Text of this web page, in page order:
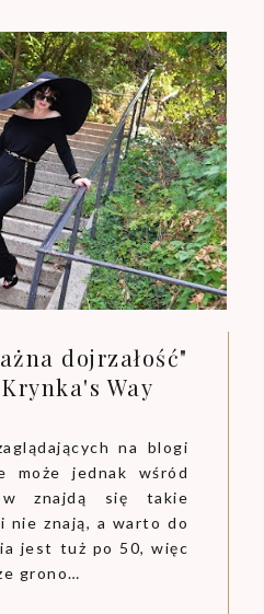
dojrzałość"
Way
na blogi
może jednak wśród
znajdą się takie
nie znają, a warto do
jest tuż po 50, więc
grono…